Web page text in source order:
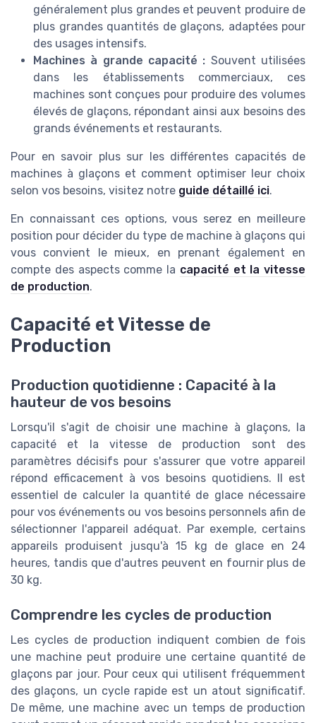
généralement plus grandes et peuvent produire de
plus grandes quantités de glaçons, adaptées pour
des usages intensifs.
Machines à grande capacité : Souvent utilisées
dans les établissements commerciaux, ces
machines sont conçues pour produire des volumes
élevés de glaçons, répondant ainsi aux besoins des
grands événements et restaurants.
Pour en savoir plus sur les différentes capacités de
machines à glaçons et comment optimiser leur choix
selon vos besoins, visitez notre guide détaillé ici.
En connaissant ces options, vous serez en meilleure
position pour décider du type de machine à glaçons qui
vous convient le mieux, en prenant également en
compte des aspects comme la capacité et la vitesse
de production.
Capacité et Vitesse de
Production
Production quotidienne : Capacité à la
hauteur de vos besoins
Lorsqu'il s'agit de choisir une machine à glaçons, la
capacité et la vitesse de production sont des
paramètres décisifs pour s'assurer que votre appareil
répond efficacement à vos besoins quotidiens. Il est
essentiel de calculer la quantité de glace nécessaire
pour vos événements ou vos besoins personnels afin de
sélectionner l'appareil adéquat. Par exemple, certains
appareils produisent jusqu'à 15 kg de glace en 24
heures, tandis que d'autres peuvent en fournir plus de
30 kg.
Comprendre les cycles de production
Les cycles de production indiquent combien de fois
une machine peut produire une certaine quantité de
glaçons par jour. Pour ceux qui utilisent fréquemment
des glaçons, un cycle rapide est un atout significatif.
De même, une machine avec un temps de production